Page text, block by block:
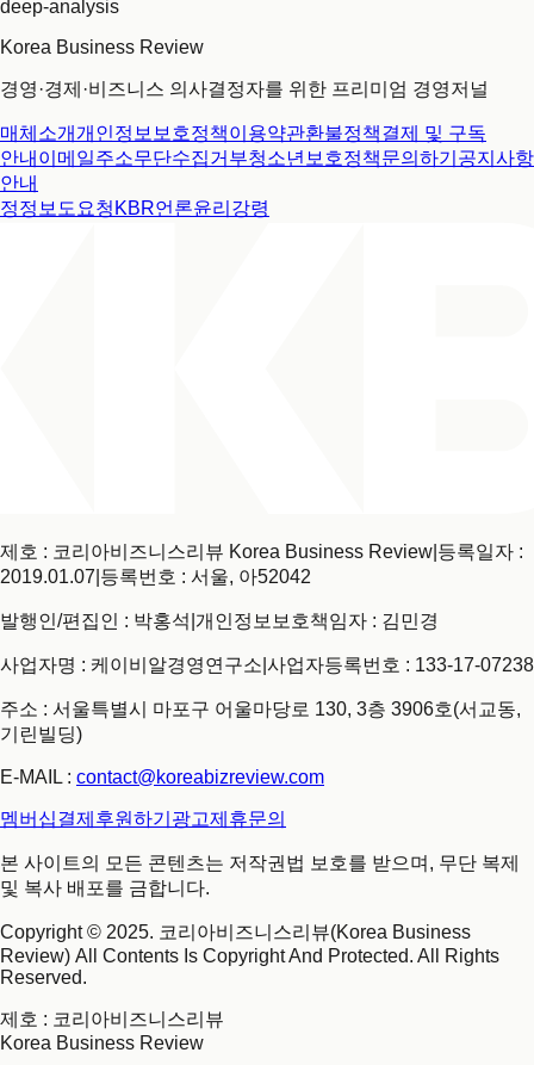
deep-analysis
Korea Business Review
경영·경제·비즈니스 의사결정자를 위한 프리미엄 경영저널
매체소개개인정보보호정책이용약관환불정책결제 및 구독
안내 이메일주소무단수집거부청소년보호정책문의하기 공지사항
안내
정정보도요청 KBR언론윤리강령
제호 : 코리아비즈니스리뷰 Korea Business Review 등록일자 :
2019.01.07 등록번호 : 서울, 아52042
발행인/편집인 : 박홍석 개인정보보호책임자 : 김민경
사업자명 : 케이비알경영연구소 사업자등록번호 : 133-17-07238
주소 : 서울특별시 마포구 어울마당로 130, 3층 3906호(서교동,
기린빌딩)
E-MAIL : contact@koreabizreview.com
멤버십결제 후원하기 광고제휴문의
본 사이트의 모든 콘텐츠는 저작권법 보호를 받으며, 무단 복제
및 복사 배포를 금합니다.
Copyright © 2025. 코리아비즈니스리뷰(Korea Business
Review) All Contents Is Copyright And Protected. All Rights
Reserved.
제호 : 코리아비즈니스리뷰
Korea Business Review